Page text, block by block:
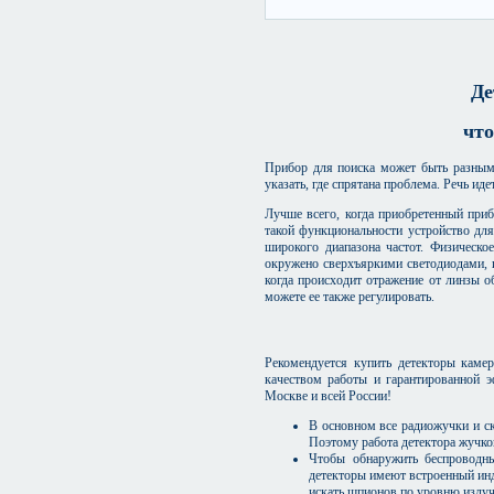
Прибор для поиска может быть разным
указать, где спрятана проблема. Речь
Лучше всего, когда приобретенный
такой функциональности устройство
широкого диапазона частот.
окружено сверхъяркими
когда происходит отражение от линзы
можете ее также регулировать.
Рекомендуется купить детекторы
качеством работы и гарантированной
Москве и всей России!
В основном все радиожучки и
Поэтому работа детектора
Чтобы обнаружить
детекторы имеют встроенный